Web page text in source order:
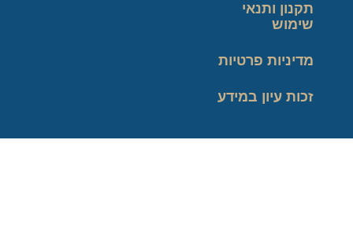
תקנון ותנאי
שימוש
מדיניות פרטיות
זכות עיון במידע